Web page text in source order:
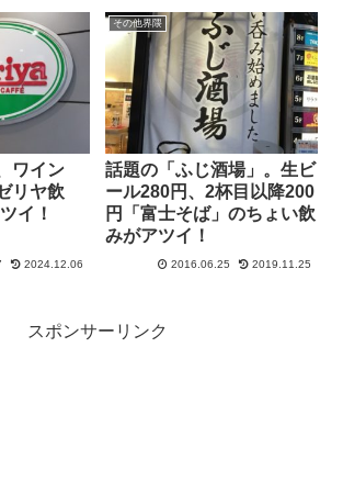
ワイン
リヤ飲
イ！
2024.12.06
その他界隈
話題の「ふじ酒場」。生ビ
ール280円、2杯目以降200
円「富士そば」のちょい飲
みがアツイ！
2016.06.25 2019.11.25
スポンサーリンク